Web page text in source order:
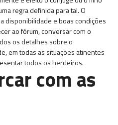
regra definida para tal. O
disponibilidade e boas condições
ao fórum, conversar com o
os detalhes sobre o
em todas as situações atinentes
todos os herdeiros.
com as